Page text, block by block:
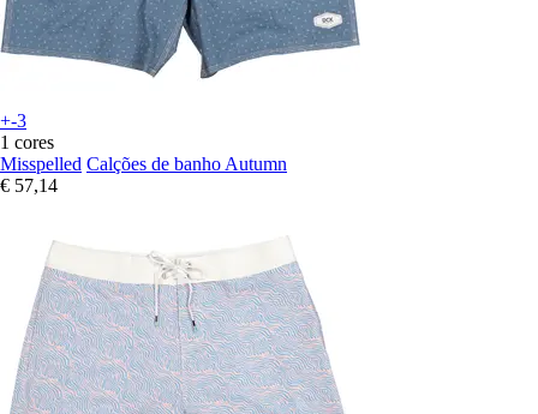
+-3
1 cores
Misspelled Calções de banho Autumn
€ 57,14